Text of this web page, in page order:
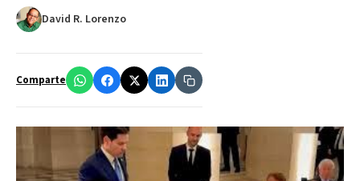
David R. Lorenzo
Comparte